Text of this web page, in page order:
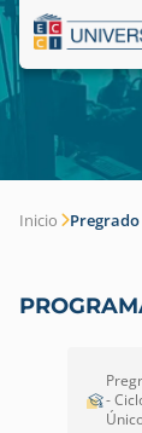
Inicio Pregrado
-